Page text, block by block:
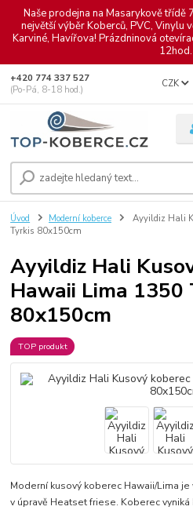
Naše prodejna na Masarykově třídě
největší výběr Koberců, PVC, Vinylu
Karviné, Havířova! Prázdninová
12hod.
CZK
+420 774 337 527
(Po-Pá, 8-18 hod.)
Úvod Moderní koberce
Ayyildiz Hali
Tyrkis 80x150cm
Ayyildiz Hali
Hawaii Lima 1350
80x150cm
TOP produkt
Moderní kusový koberec Hawaii/Lima
v úpravě Heatset friese. Koberec